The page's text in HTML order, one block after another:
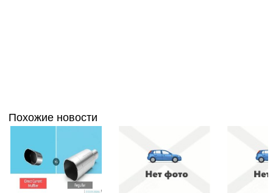
Похожие новости